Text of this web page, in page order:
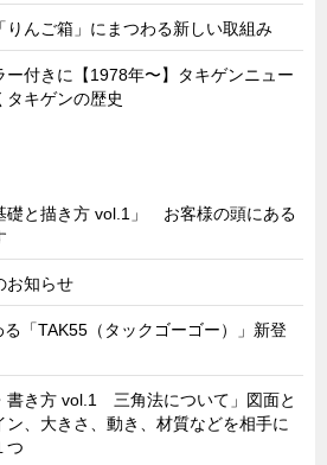
CA300」集中講義
ニカル Q and A
くり
りんご箱」にまつわる新しい取組み
ー付きに【1978年〜】タキゲンニュー
タキゲンの歴史
礎と描き方 vol.1」 お客様の頭にある
お知らせ
「TAK55（タックゴーゴー）」新登
書き方 vol.1 三角法について」図面と
ン、大きさ、動き、材質などを相手に
つ